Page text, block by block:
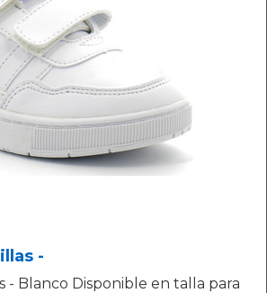
-
- Blanco Disponible en talla para